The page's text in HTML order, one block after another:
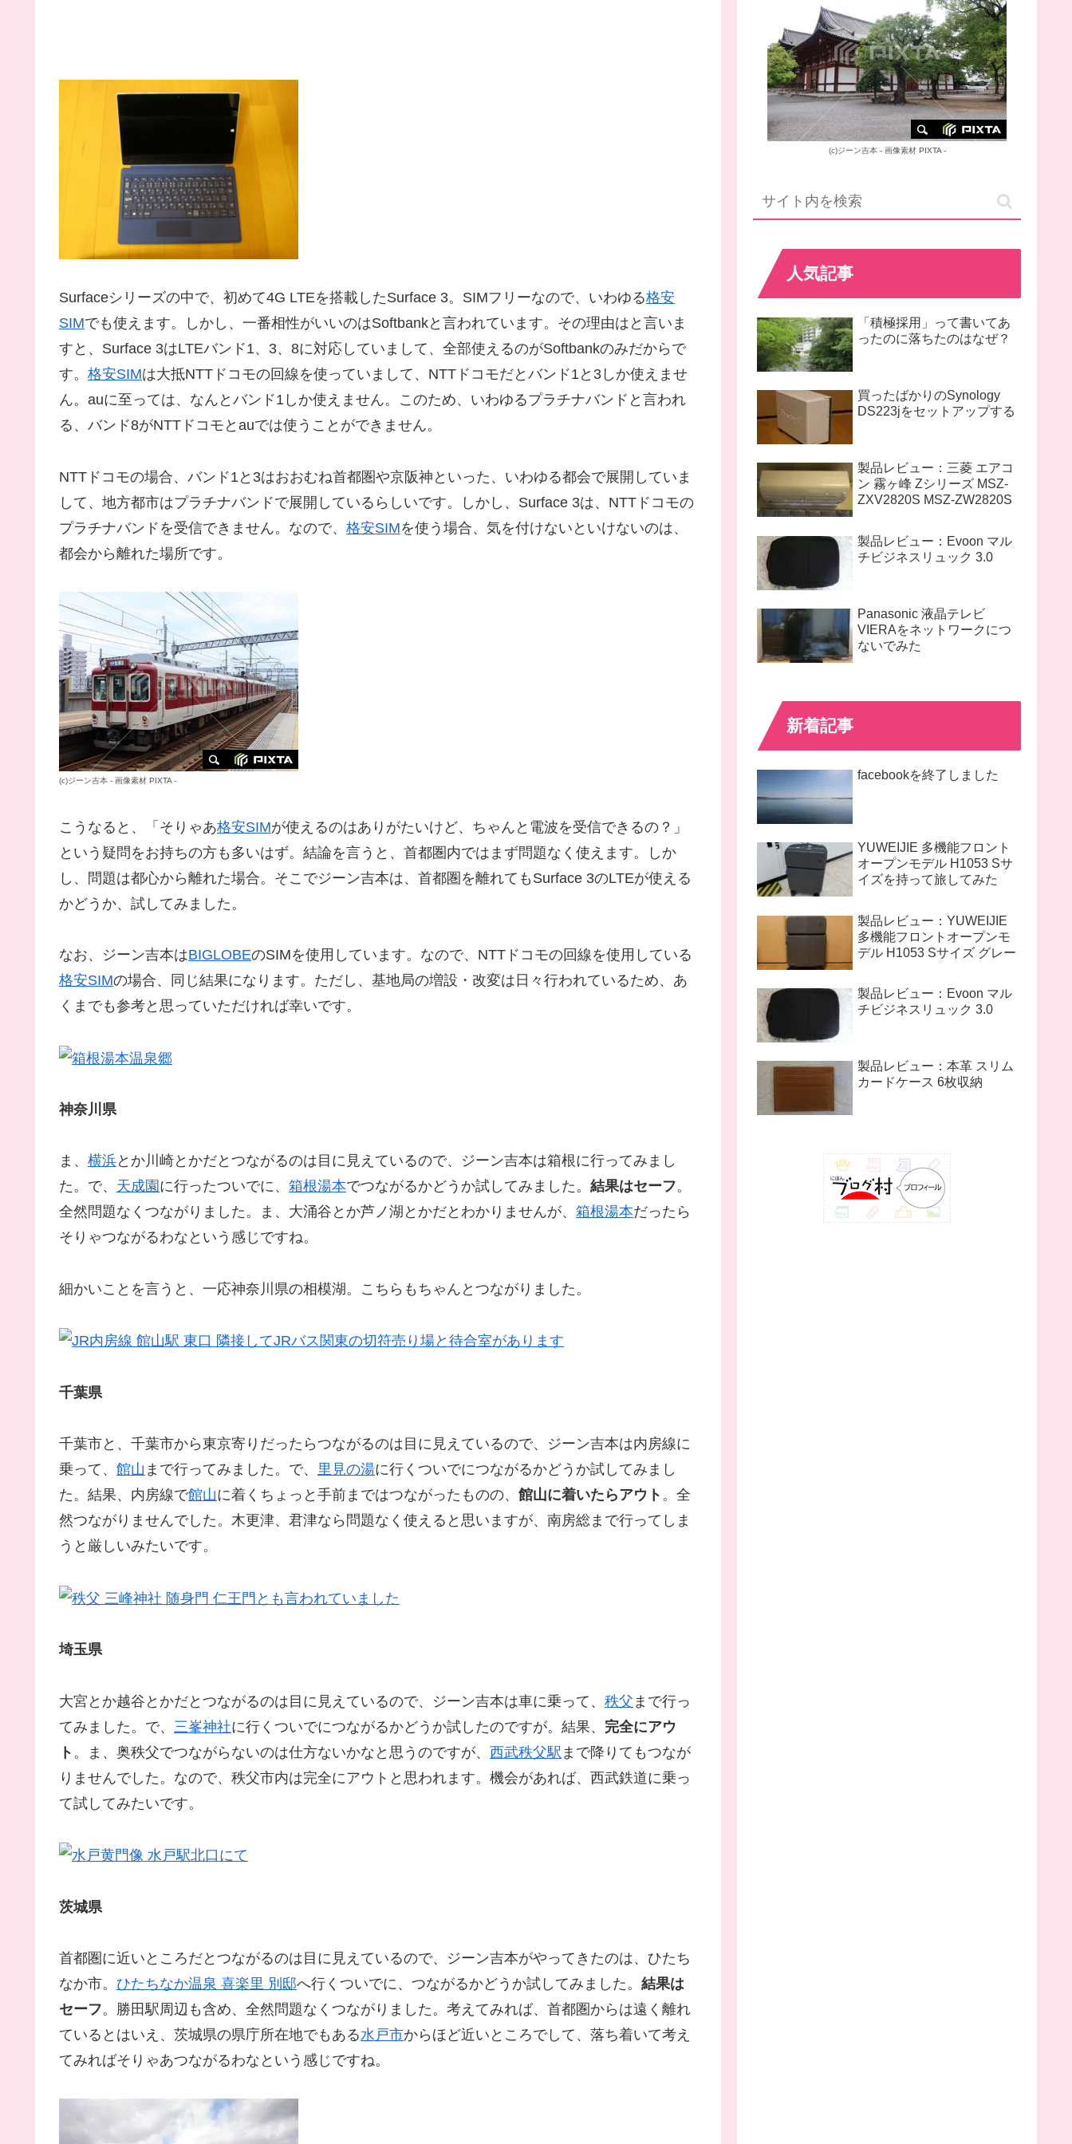
Surfaceシリーズの中で、初めて4G LTEを搭載したSurface 3。SIMフリーなので、いわゆる格安
SIMでも使えます。しかし、一番相性がいいのはSoftbankと言われています。その理由はと言いま
すと、Surface 3はLTEバンド1、3、8に対応していまして、全部使えるのがSoftbankのみだからで
す。 格安SIMは大抵NTTドコモの回線を使っていまして、NTTドコモだとバンド1と3しか使えませ
ん。auに至っては、なんとバンド1しか使えません。このため、いわゆるプラチナバンドと言われ
る、バンド8がNTTドコモとauでは使うことができません。
NTTドコモの場合、バンド1と3はおおむね首都圏や京阪神といった、いわゆる都会で展開していま
して、地方都市はプラチナバンドで展開しているらしいです。しかし、Surface 3は、NTTドコモの
プラチナバンドを受信できません。なので、 格安SIMを使う場合、気を付けないといけないのは、
都会から離れた場所です。
(c)ジーン吉本 - 画像素材 PIXTA -
こうなると、「そりゃあ格安SIMが使えるのはありがたいけど、ちゃんと電波を受信できるの？」
という疑問をお持ちの方も多いはず。結論を言うと、首都圏内ではまず問題なく使えます。しか
し、問題は都心から離れた場合。そこでジーン吉本は、首都圏を離れてもSurface 3のLTEが使える
かどうか、試してみました。
なお、ジーン吉本はBIGLOBEのSIMを使用しています。なので、NTTドコモの回線を使用している
格安SIMの場合、同じ結果になります。ただし、基地局の増設・改変は日々行われているため、あ
くまでも参考と思っていただければ幸いです。
神奈川県
ま、 横浜とか川崎とかだとつながるのは目に見えているので、ジーン吉本は箱根に行ってみまし
た。で、 天成園 に行ったついでに、 箱根湯本でつながるかどうか試してみました。 結果はセーフ。
全然問題なくつながりました。ま、大涌谷とか芦ノ湖とかだとわかりませんが、 箱根湯本だったら
そりゃつながるわなという感じですね。
細かいことを言うと、一応神奈川県の相模湖。こちらもちゃんとつながりました。
千葉県
千葉市と、千葉市から東京寄りだったらつながるのは目に見えているので、ジーン吉本は内房線に
乗って、 館山 まで行ってみました。で、 里見の湯に行くついでにつながるかどうか試してみまし
た。結果、内房線で館山に着くちょっと手前まではつながったものの、 館山に着いたらアウト 。全
然つながりませんでした。木更津、君津なら問題なく使えると思いますが、南房総まで行ってしま
うと厳しいみたいです。
埼玉県
大宮とか越谷とかだとつながるのは目に見えているので、ジーン吉本は車に乗って、 秩父 まで行っ
てみました。で、 三峯神社に行くついでにつながるかどうか試したのですが。結果、 完全にアウ
ト 。ま、奥秩父でつながらないのは仕方ないかなと思うのですが、 西武秩父駅 まで降りてもつなが
りませんでした。なので、秩父市内は完全にアウトと思われます。機会があれば、西武鉄道に乗っ
て試してみたいです。
茨城県
首都圏に近いところだとつながるのは目に見えているので、ジーン吉本がやってきたのは、ひたち
なか市。 ひたちなか温泉 喜楽里 別邸へ行くついでに、つながるかどうか試してみました。 結果は
セーフ。勝田駅周辺も含め、全然問題なくつながりました。考えてみれば、首都圏からは遠く離れ
ているとはいえ、茨城県の県庁所在地でもある水戸市からほど近いところでして、落ち着いて考え
てみればそりゃあつながるわなという感じですね。
(c)ジーン吉本- 画像素材PIXTA -
人気記事
「積極採用」って書いてあ
ったのに落ちたのはなぜ？
買ったばかりのSynology
DS223jをセットアップする
製品レビュー：三菱 エアコ
ン 霧ヶ峰 Zシリーズ MSZ-
ZXV2820S MSZ-ZW2820S
製品レビュー：Evoon マル
チビジネスリュック 3.0
Panasonic 液晶テレビ
VIERAをネットワークにつ
ないでみた
新着記事
facebookを終了しました
YUWEIJIE 多機能フロント
オープンモデル H1053 Sサ
イズを持って旅してみた
製品レビュー：YUWEIJIE
多機能フロントオープンモ
デル H1053 Sサイズ グレー
製品レビュー：Evoon マル
チビジネスリュック 3.0
製品レビュー：本革 スリム
カードケース 6枚収納